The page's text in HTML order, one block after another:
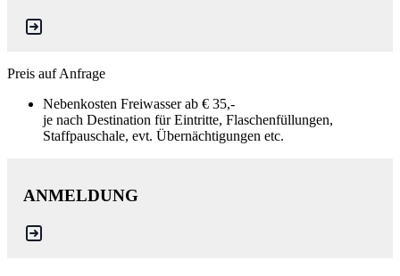
Preis auf Anfrage
Nebenkosten Freiwasser ab € 35,-
je nach Destination für Eintritte, Flaschenfüllungen,
Staffpauschale, evt. Übernächtigungen etc.
ANMELDUNG